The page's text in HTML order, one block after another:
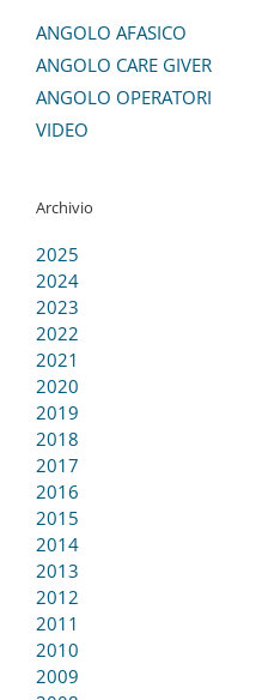
ANGOLO AFASICO
ANGOLO CARE GIVER
ANGOLO OPERATORI
VIDEO
Archivio
2025
2024
2023
2022
2021
2020
2019
2018
2017
2016
2015
2014
2013
2012
2011
2010
2009